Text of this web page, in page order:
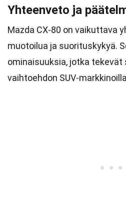
Yhteenveto ja
Mazda CX-80 on vaikuttava
muotoilua ja suorituskykyä.
ominaisuuksia, jotka
vaihtoehdon SUV-